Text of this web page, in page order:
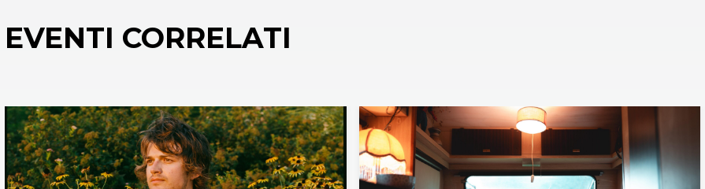
loop e delay che rendono la sua musica ancora più polifonica,
EVENTI CORRELATI